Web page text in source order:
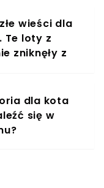
wieści dla
Te loty z
zniknęły z
dla kota
się w